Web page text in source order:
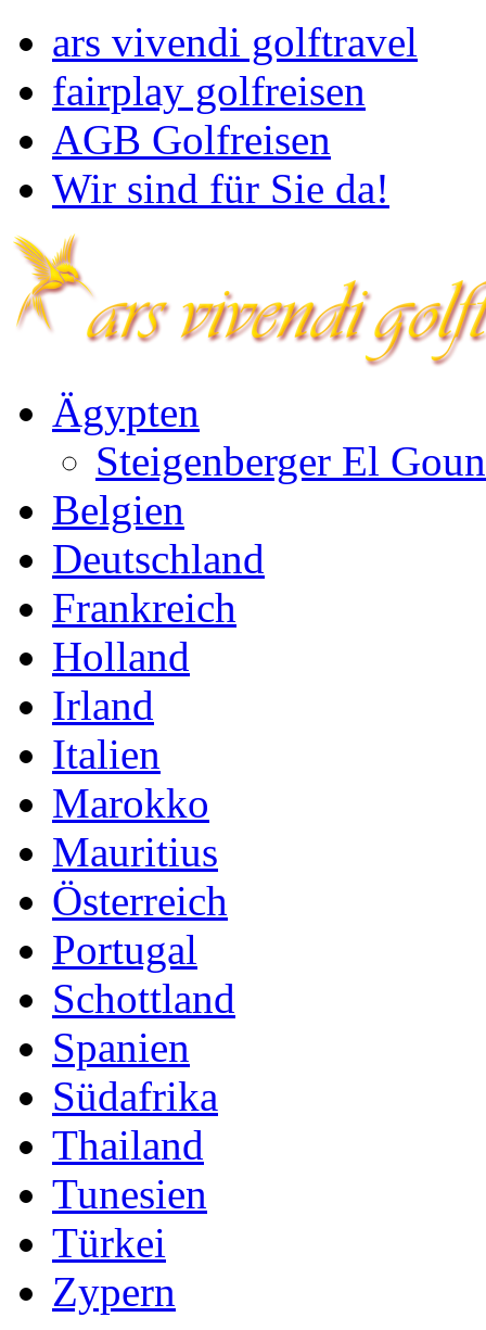
ars vivendi golftravel
fairplay golfreisen
AGB Golfreisen
Wir sind für Sie da!
Ägypten
Steigenberger El
Belgien
Deutschland
Frankreich
Holland
Irland
Italien
Marokko
Mauritius
Österreich
Portugal
Schottland
Spanien
Südafrika
Thailand
Tunesien
Türkei
Zypern